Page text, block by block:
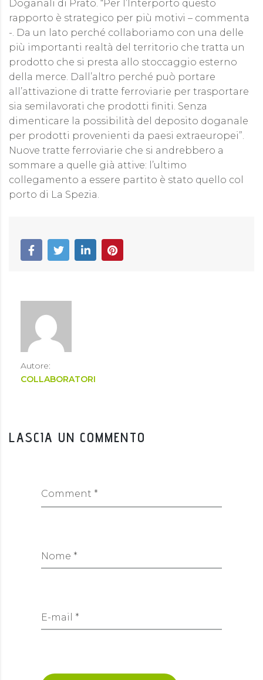
Doganali di Prato. “Per l’Interporto questo
rapporto è strategico per più motivi – commenta
-. Da un lato perché collaboriamo con una delle
più importanti realtà del territorio che tratta un
prodotto che si presta allo stoccaggio esterno
della merce. Dall’altro perché può portare
all’attivazione di tratte ferroviarie per trasportare
sia semilavorati che prodotti finiti. Senza
dimenticare la possibilità del deposito doganale
per prodotti provenienti da paesi extraeuropei”.
Nuove tratte ferroviarie che si andrebbero a
sommare a quelle già attive: l’ultimo
collegamento a essere partito è stato quello col
porto di La Spezia.
Autore:
COLLABORATORI
LASCIA UN COMMENTO
Comment *
Nome *
E-mail *